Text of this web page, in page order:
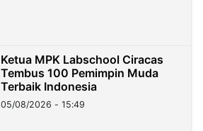
Ketua MPK Labschool Ciracas
Tembus 100 Pemimpin Muda
Terbaik Indonesia
05/08/2026 - 15:49